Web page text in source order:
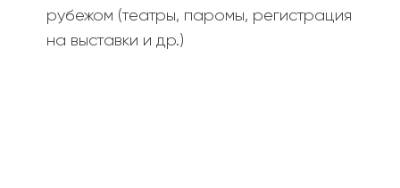
рубежом (театры, паромы, регистрация
на выставки и др.)